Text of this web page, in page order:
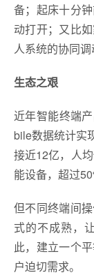
备；起床十分
动打开；又比
人系统的协同调
生态之艰
近年智能终端
bile数据统计实
接近12亿，人
能设备，超过
但不同终端间
式的不成熟，
此，建立一个
户迫切需求。